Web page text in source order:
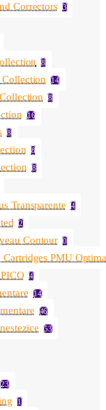
Correctors 3
8
14
8
16
8
8
8
Transparente 4
2
Contour 0
PMU
4
14
46
53
23
1